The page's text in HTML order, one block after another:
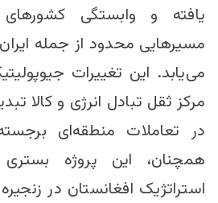
یافته و وابستگی
مسیرهایی محدود از جمله
می‌یابد. این تغییرات
مرکز ثقل تبادل انرژی و کالا
در تعاملات منطقه‌ای
همچنان، این پروژه
استراتژیک افغانستان در